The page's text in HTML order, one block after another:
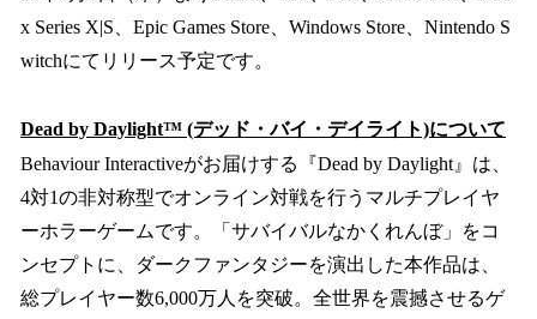
x Series X|S、Epic Games Store、Windows Store、Nintendo S
witchにてリリース予定です。
Dead by Daylight™ (デッド・バイ・デイライト)について
Behaviour Interactiveがお届けする『Dead by Daylight』は、
4対1の非対称型でオンライン対戦を行うマルチプレイヤ
ーホラーゲームです。「サバイバルなかくれんぼ」をコ
ンセプトに、ダークファンタジーを演出した本作品は、
総プレイヤー数6,000万人を突破。全世界を震撼させるゲ